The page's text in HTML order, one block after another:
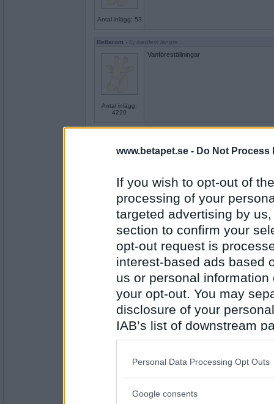
www.betapet.se - Do Not Process
If you wish to opt-out of
processing of your
targeted advertising by
section to confirm your
opt-out request is
interest-based ads based
us or personal
your opt-out. You may
disclosure of your
IAB’s list of downstream
also be disclosed by us
Downstream Participants
Please note that this
Personal Data Processing Opt Outs
Google consents
Antal inlägg: 53
Bellarom - Ej medlem längre
Antal inlägg:
4220
Vanföreställningar
Antal inlägg:
2466
Anorexi
- Ej medlem längre
Anarki